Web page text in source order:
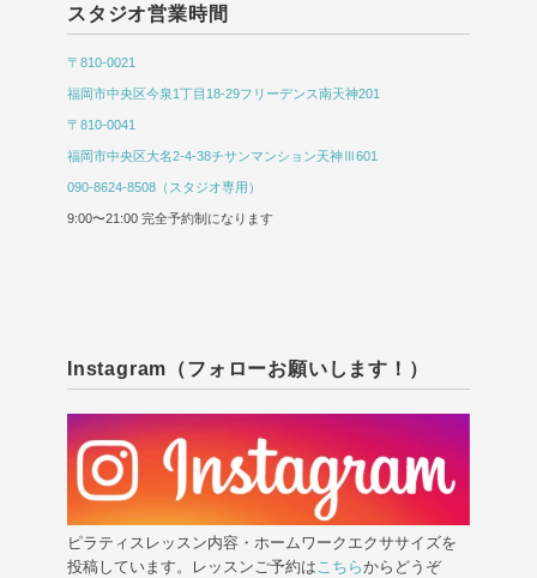
スタジオ営業時間
〒810-0021
福岡市中央区今泉1丁目18-29フリーデンス南天神201
〒810-0041
福岡市中央区大名2-4-38チサンマンション天神Ⅲ601
090-8624-8508（スタジオ専用）
9:00〜21:00 完全予約制になります
Instagram（フォローお願いします！）
ピラティスレッスン内容・ホームワークエクササイズを
投稿しています。レッスンご予約はこちらからどうぞ